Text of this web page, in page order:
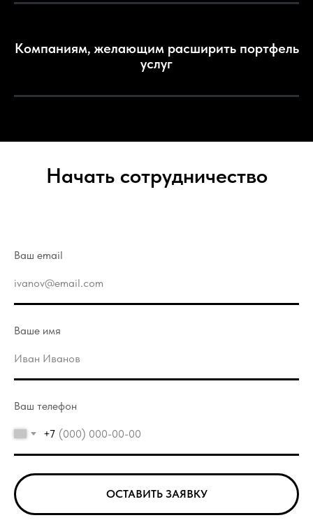
Компаниям, желающим расширить портфель
услуг
Начать сотрудничество
Ваш email
Ваше имя
Ваш телефон
+7
ОСТАВИТЬ ЗАЯВКУ